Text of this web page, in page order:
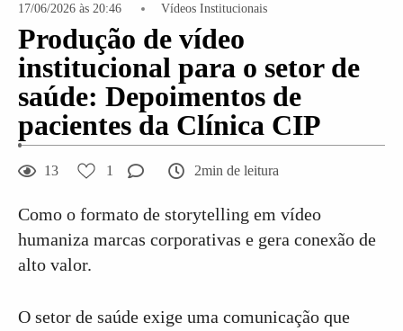
17/06/2026 às 20:46 Vídeos Institucionais
Produção de vídeo
institucional para o setor de
saúde: Depoimentos de
pacientes da Clínica CIP
13 1 2min de leitura
Como o formato de storytelling em vídeo
humaniza marcas corporativas e gera conexão de
alto valor.
O setor de saúde exige uma comunicação que